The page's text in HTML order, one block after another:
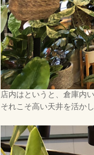
店内はというと、倉庫内
それこそ高い天井を活か